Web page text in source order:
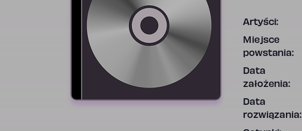
Artyści:
Miejsce
powstania:
Data
założenia:
Data
rozwiązania: